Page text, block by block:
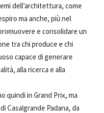
dell’architettura, come
ma anche, più nel
e consolidare un
tra chi produce e chi
capace di generare
alla ricerca e alla
quindi in Grand Prix, ma
Padana, da